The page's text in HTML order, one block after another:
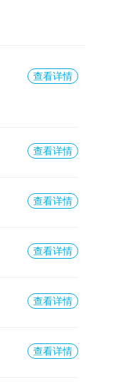
查看详情
查看详情
查看详情
查看详情
查看详情
查看详情